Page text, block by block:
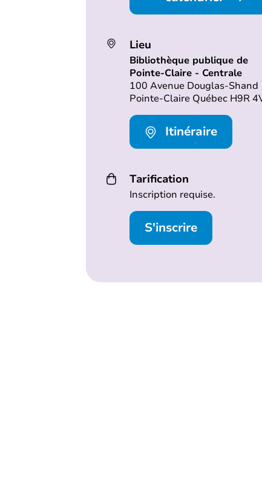
Lieu
Bibliothèque publique de
Pointe-Claire - Centrale
100 Avenue Douglas-Shand
Pointe-Claire Québec H9R
Itinéraire
Tarification
Inscription requise.
S'inscrire